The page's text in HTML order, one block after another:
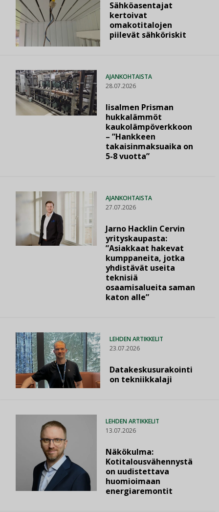
Sähköasentajat
kertoivat
omakotitalojen
piilevät sähköriskit
AJANKOHTAISTA
28.07.2026
Iisalmen Prisman
hukkalämmöt
kaukolämpöverkkoon
– ”Hankkeen
takaisinmaksuaika on
5-8 vuotta”
AJANKOHTAISTA
27.07.2026
Jarno Hacklin Cervin
yrityskaupasta:
”Asiakkaat hakevat
kumppaneita, jotka
yhdistävät useita
teknisiä
osaamisalueita saman
katon alle”
LEHDEN ARTIKKELIT
23.07.2026
Datakeskusurakointi
on tekniikkalaji
LEHDEN ARTIKKELIT
13.07.2026
Näkökulma:
Kotitalousvähennystä
on uudistettava
huomioimaan
energiaremontit